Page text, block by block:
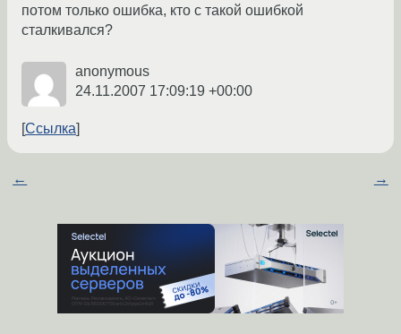
потом только ошибка, кто с такой ошибкой
сталкивался?
anonymous
24.11.2007 17:09:19 +00:00
Ссылка
← →